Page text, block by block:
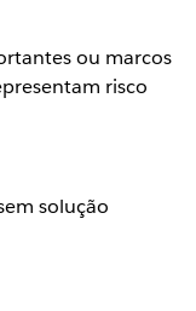
ou marcos
risco
solução